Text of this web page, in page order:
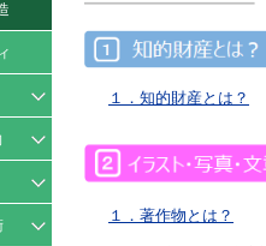
報
アドバ
１．知的財産とは？
１．著作物とは？